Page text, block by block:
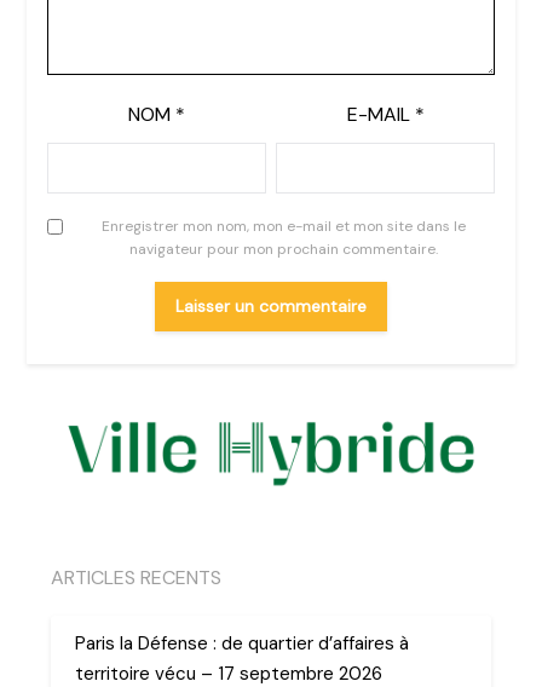
NOM * E-MAIL *
Enregistrer mon nom, mon e-mail et mon site dans le
navigateur pour mon prochain commentaire.
ARTICLES RECENTS
Paris la Défense : de quartier d’affaires à
territoire vécu – 17 septembre 2026